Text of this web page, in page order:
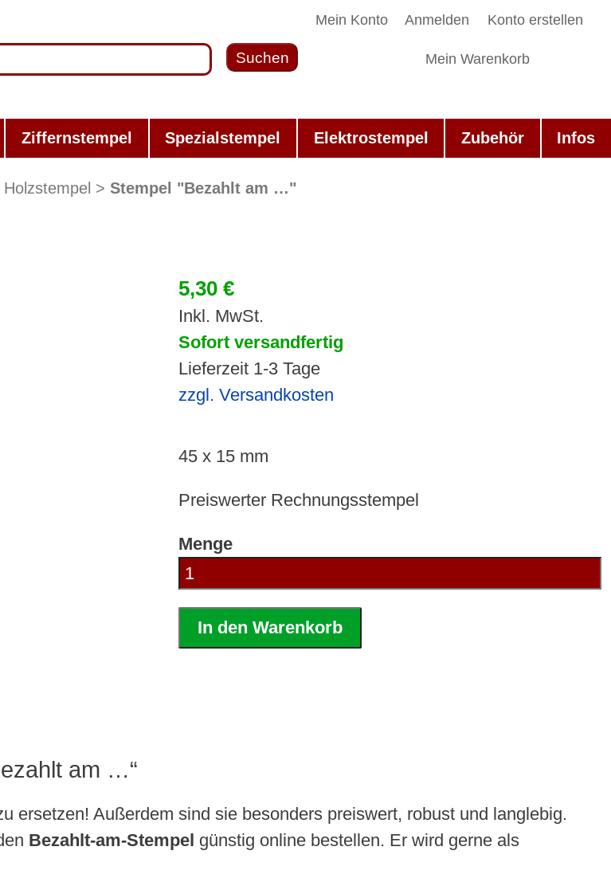
Mein Konto Anmelden Konto erstellen
Mein Warenkorb
Suchen
Ziffernstempel Spezialstempel Elektrostempel Zubehör Infos
Stempel "Bezahlt am …"
5,30 €
Inkl. MwSt.
Sofort versandfertig
Lieferzeit 1-3 Tage
zzgl. Versandkosten
45 x 15 mm
Preiswerter Rechnungsstempel
Menge
In den Warenkorb
am …“
ersetzen! Außerdem sind sie besonders preiswert, robust und langlebig.
Bezahlt-am-Stempel günstig online bestellen. Er wird gerne als